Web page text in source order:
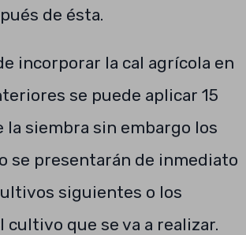
de ésta.
incorporar la cal agrícola en
se puede aplicar 15
la siembra sin embargo los
se presentarán de inmediato
siguientes o los
cultivo que se va a realizar.